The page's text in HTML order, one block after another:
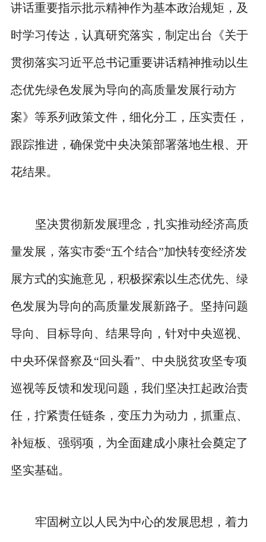
讲话重要指示批示精神作为基本政治规矩，及
时学习传达，认真研究落实，制定出台《关于
贯彻落实习近平总书记重要讲话精神推动以生
态优先绿色发展为导向的高质量发展行动方
案》等系列政策文件，细化分工，压实责任，
跟踪推进，确保党中央决策部署落地生根、开
花结果。
坚决贯彻新发展理念，扎实推动经济高质
量发展，落实市委“五个结合”加快转变经济发
展方式的实施意见，积极探索以生态优先、绿
色发展为导向的高质量发展新路子。坚持问题
导向、目标导向、结果导向，针对中央巡视、
中央环保督察及“回头看”、中央脱贫攻坚专项
巡视等反馈和发现问题，我们坚决扛起政治责
任，拧紧责任链条，变压力为动力，抓重点、
补短板、强弱项，为全面建成小康社会奠定了
坚实基础。
牢固树立以人民为中心的发展思想，着力